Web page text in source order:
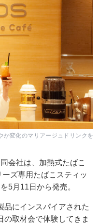
変化のマリアージュドリンクを
会社は、加熱式たばこ
ーズ専用たばこスティッ
5月11日から発売。
にインスパイアされた
の取材会で体験してきま